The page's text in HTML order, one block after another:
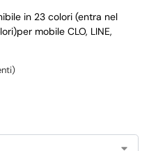
in 23 colori (entra nel
mobile CLO, LINE,